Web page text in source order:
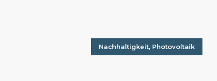
Nachhaltigkeit, Photovoltaik